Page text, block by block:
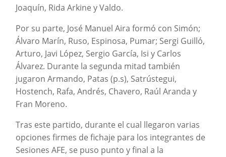
Joaquín, Rida Arkine y Valdo.
Por su parte, José Manuel Aira formó con Simón;
Álvaro Marín, Ruso, Espinosa, Pumar; Sergi Guilló,
Arturo, Javi López, Sergio García, Isi y Carlos
Álvarez. Durante la segunda mitad también
jugaron Armando, Patas (p.s), Satrústegui,
Hostench, Rafa, Andrés, Chavero, Raúl Aranda y
Fran Moreno.
Tras este partido, durante el cual llegaron varias
opciones firmes de fichaje para los integrantes de
Sesiones AFE, se puso punto y final a la